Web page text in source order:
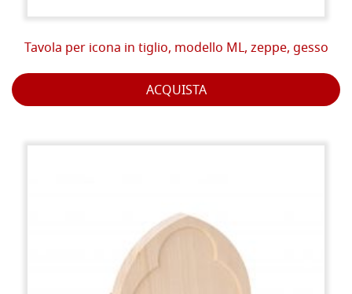
Tavola per icona in tiglio, modello ML, zeppe, gesso
ACQUISTA